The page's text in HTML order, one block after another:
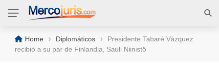
Home › Diplomáticos ›
Presidente Tabaré Vázquez
recibió a su par de Finlandia, Sauli Niinistö